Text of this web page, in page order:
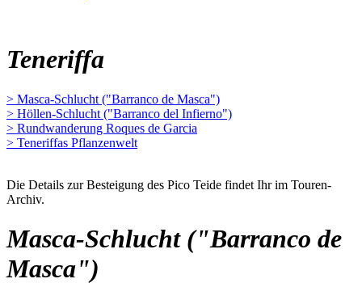
Teneriffa
> Masca-Schlucht ("Barranco de Masca")
> Höllen-Schlucht ("Barranco del Infierno")
> Rundwanderung Roques de Garcia
> Teneriffas Pflanzenwelt
Die Details zur Besteigung des Pico Teide findet Ihr im Touren-
Archiv.
Masca-Schlucht ("Barranco de
Masca")